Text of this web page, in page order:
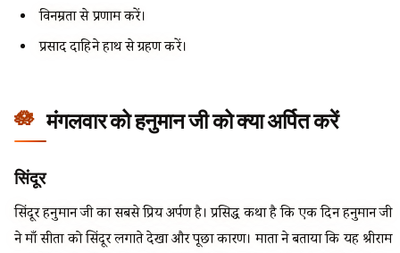
विनम्रता से प्रणाम करें।
प्रसाद दाहिने हाथ से ग्रहण करें।
मंगलवार को हनुमान जी को क्या अर्पित करें
सिंदूर
सिंदूर हनुमान जी का सबसे प्रिय अर्पण है। प्रसिद्ध कथा है कि एक दिन हनुमान जी
ने माँ सीता को सिंदूर लगाते देखा और पूछा कारण। माता ने बताया कि यह श्रीराम